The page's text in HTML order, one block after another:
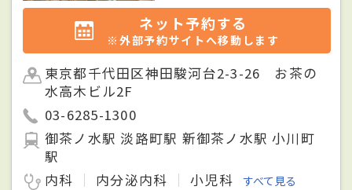
ネット予約する
※外部予約サイトへ移動します
東京都千代田区神田駿河台2-3-26 お茶の
水高木ビル2F
03-6285-1300
御茶ノ水駅 淡路町駅 新御茶ノ水駅 小川町
駅
内科
内分泌内科 小児科 すべて見る